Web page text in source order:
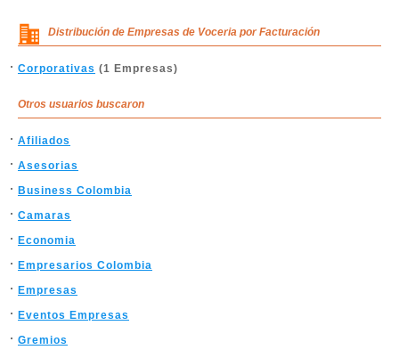
Distribución de Empresas de Voceria por Facturación
Corporativas (1 Empresas)
Otros usuarios buscaron
Afiliados
Asesorias
Business Colombia
Camaras
Economia
Empresarios Colombia
Empresas
Eventos Empresas
Gremios